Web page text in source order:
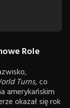
Role
Turns, co
amerykańskim
okazał się rok